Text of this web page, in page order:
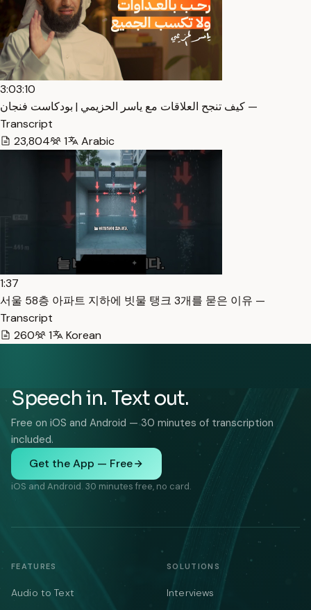
3:03:10
كيف تنجح العلاقات مع ياسر الحزيمي | بودكاست فنجان —
Transcript
23,804
1 Arabic
1:37
서울 58층 아파트 지하에 빗물 탱크 3개를 묻은 이유 —
Transcript
260
1 Korean
Speech in. Text out.
Free on iOS and Android — 30 minutes of transcription
included.
Get the App — Free
iOS and Android. 30 minutes free, no card.
FEATURES
Audio to Text
SOLUTIONS
Interviews